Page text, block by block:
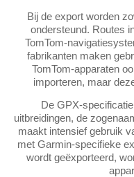
Bij de export worden
ondersteund. Routes
TomTom-
fabrikanten maken
TomTom-apparaten
importeren, maar
De GPX-
uitbreidingen, de
maakt intensief gebruik
met Garmin-specifieke
wordt geëxporteerd,